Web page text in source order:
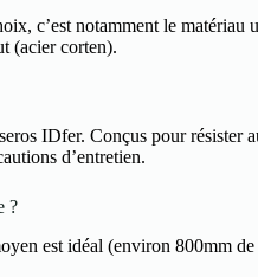
c’est notamment le matériau
(acier corten).
IDfer. Conçus pour résister
d’entretien.
?
est idéal (environ 800mm